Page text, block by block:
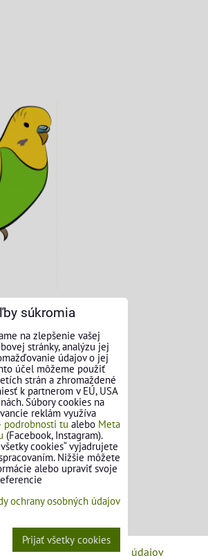
Zásady ochrany osobných údajov
súkromia
na zlepšenie vašej
stránky, analýzu jej
údajov o jej
účel môžeme použiť
strán a zhromaždené
k partnerom v EÚ, USA
Súbory cookies na
reklám využíva
podrobnosti tu alebo Meta
(Facebook, Instagram).
cookies“ vyjadrujete
Nižšie môžete
alebo upraviť svoje
ochrany osobných údajov
Prijať všetky cookies